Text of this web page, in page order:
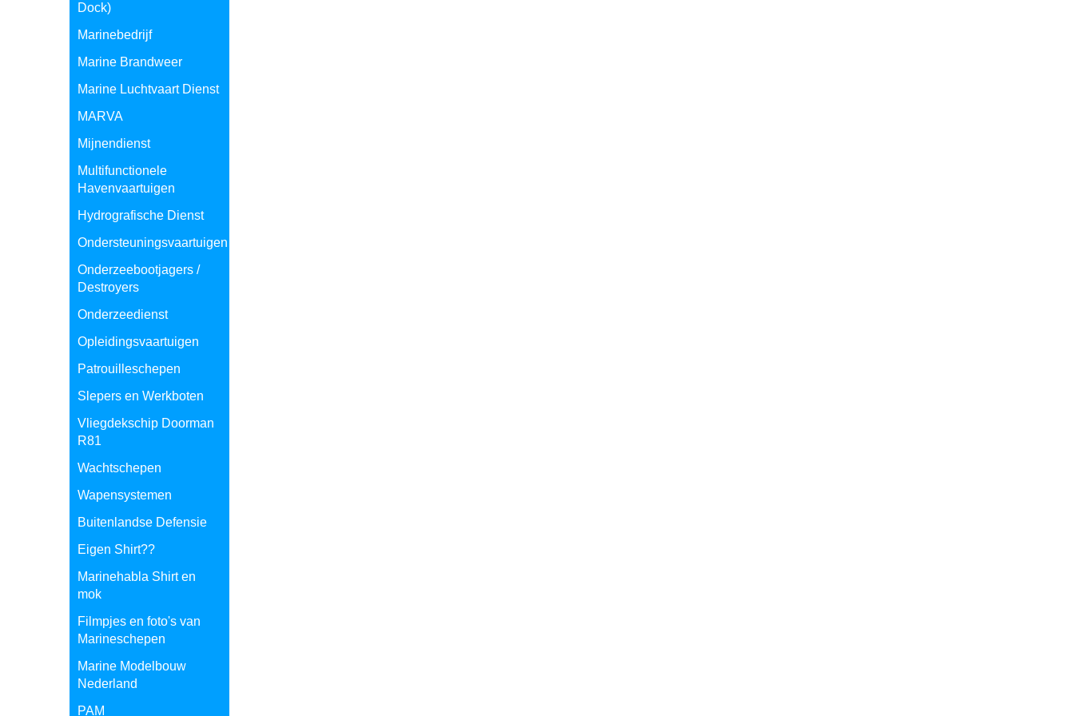
Dock)
Marinebedrijf
Marine Brandweer
Marine Luchtvaart Dienst
MARVA
Mijnendienst
Multifunctionele
Havenvaartuigen
Hydrografische Dienst
Ondersteuningsvaartuigen
Onderzeebootjagers /
Destroyers
Onderzeedienst
Opleidingsvaartuigen
Patrouilleschepen
Slepers en Werkboten
Vliegdekschip Doorman
R81
Wachtschepen
Wapensystemen
Buitenlandse Defensie
Eigen Shirt??
Marinehabla Shirt en
mok
Filmpjes en foto's van
Marineschepen
Marine Modelbouw
Nederland
PAM